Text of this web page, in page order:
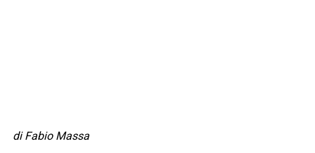
di Fabio Massa